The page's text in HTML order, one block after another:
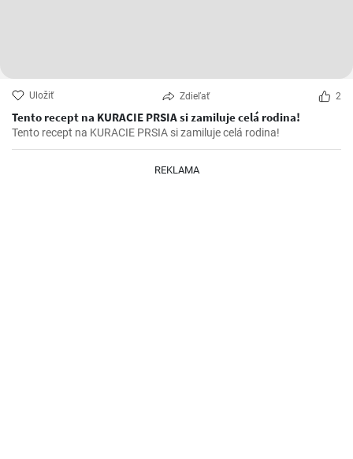
Uložiť Zdieľať 2
Tento recept na KURACIE PRSIA si zamiluje celá rodina!
Tento recept na KURACIE PRSIA si zamiluje celá rodina!
REKLAMA